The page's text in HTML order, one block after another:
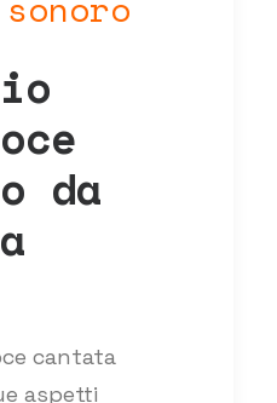
da
cantata
aspetti